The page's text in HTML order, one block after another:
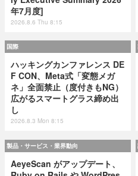
年7月度]
2026.8.6 Thu 8:15
国際
ハッキングカンファレンス DE
F CON、Meta式「変態メガ
ネ」全面禁止（度付きもNG）
広がるスマートグラス締め出
し
2026.8.3 Mon 8:15
製品・サービス・業界動向
AeyeScan がアップデート、